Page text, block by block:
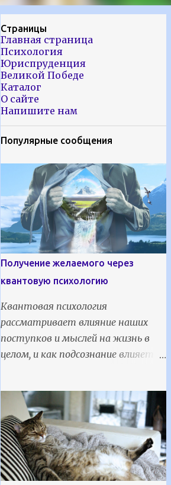
Страницы
Главная страница
Психология
Юриспруденция
Великой Победе
Каталог
О сайте
Напишите нам
Популярные сообщения
Получение желаемого через
квантовую психологию
Квантовая психология
рассматривает влияние наших
поступков и мыслей на жизнь в
целом, и как подсознание влияет
открытия, сделанные в
квантовой физике и психологии. Ее
главный бонус - возможность
изменить жизнь к лучшему
посредством исполнения желаний
и главного инструмента силы